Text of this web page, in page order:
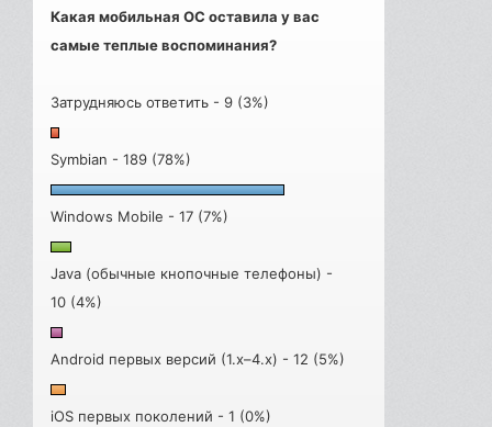
Какая мобильная ОС оставила у вас
самые теплые воспоминания?
Затрудняюсь ответить - 9 (3%)
Symbian - 189 (78%)
Windows Mobile - 17 (7%)
Java (обычные кнопочные телефоны) -
10 (4%)
Android первых версий (1.x–4.x) - 12 (5%)
iOS первых поколений - 1 (0%)